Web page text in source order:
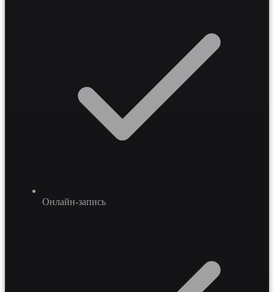
Онлайн-запись